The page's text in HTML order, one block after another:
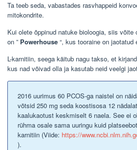
Ta teeb seda, vabastades rasvhappeid
mitokondrite.
Kui olete õppinud natuke bioloogia, siis
on ” Powerhouse “, kus tooraine on
L-karnitiin, seega käitub nagu takso, et
kus nad võivad olla ja kasutab neid veelgi
2016 uurimus 60 PCOS-ga naistel on
võtsid 250 mg seda koostisosa 12
kaalukaotust keskmiselt 6 naela. See ei
rühma osale sama uuringu kuid
karnitiin (Viide: https://
).